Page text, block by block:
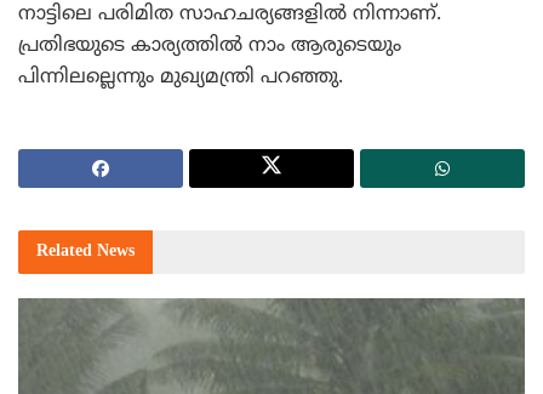
നാട്ടിലെ പരിമിത സാഹചര്യങ്ങളില്‍ നിന്നാണ്.
പ്രതിഭയുടെ കാര്യത്തില്‍ നാം ആരുടെയും
പിന്നിലല്ലെന്നും മുഖ്യമന്ത്രി പറഞ്ഞു.
Related News